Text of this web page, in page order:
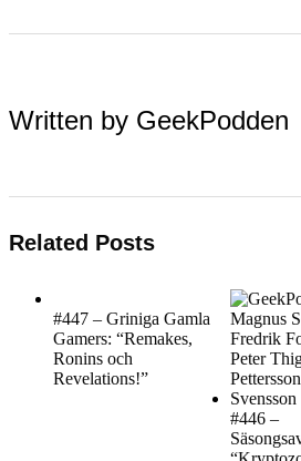
Written by GeekPodden
Related Posts
#447 – Griniga Gamla
Gamers: “Remakes,
Ronins och
Revelations!”
#446 –